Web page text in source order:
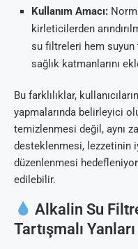
Kullanım Amacı:
kirleticilerden
su filtreleri hem
sağlık katmanlarını
Bu farklılıklar,
yapmalarında belirleyici
temizlenmesi değil, aynı
desteklenmesi, lezzetinin
düzenlenmesi
edilebilir.
Alkalin Su
Tartışmalı Yanları